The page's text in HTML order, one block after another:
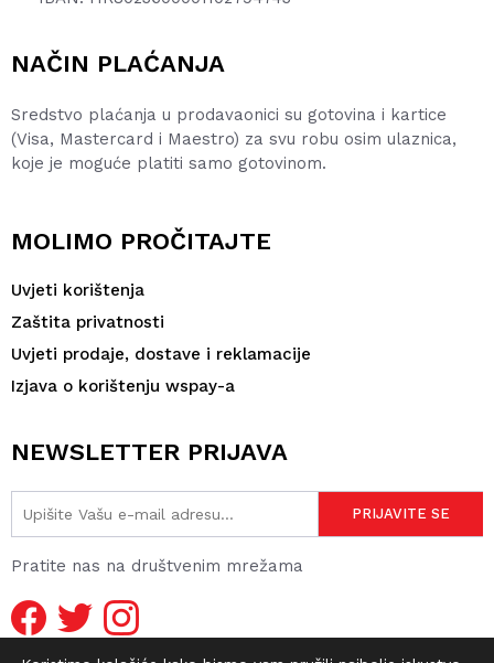
NAČIN PLAĆANJA
Sredstvo plaćanja u prodavaonici su gotovina i kartice
(Visa, Mastercard i Maestro) za svu robu osim ulaznica,
koje je moguće platiti samo gotovinom.
MOLIMO PROČITAJTE
Uvjeti korištenja
Zaštita privatnosti
Uvjeti prodaje, dostave i reklamacije
Izjava o korištenju wspay-a
NEWSLETTER PRIJAVA
Pratite nas na društvenim mrežama